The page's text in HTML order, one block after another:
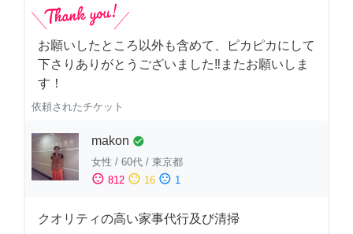
お願いしたところ以外も含めて、ピカピカにして
下さりありがとうございました‼️またお願いしま
す！
依頼されたチケット
makon check_circle
女性 / 60代 / 東京都
sentiment_satisfied 812 sentiment_neutral 16 sentiment_dissatisfied 1
クオリティの高い家事代行及び清掃